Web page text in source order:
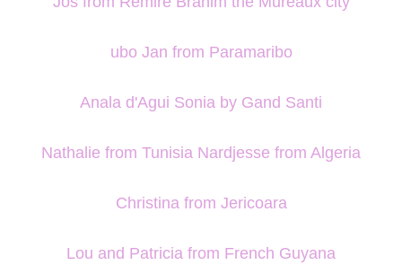
ubo Jan from Paramaribo
Anala d'Agui Sonia by Gand Santi
Nathalie from Tunisia Nardjesse from Algeria
Christina from Jericoara
Lou and Patricia from French Guyana